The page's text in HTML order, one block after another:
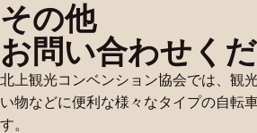
その他
お問い合わせくだ
北上観光コンベンション協会では、観
い物などに便利な様々なタイプの自転
す。